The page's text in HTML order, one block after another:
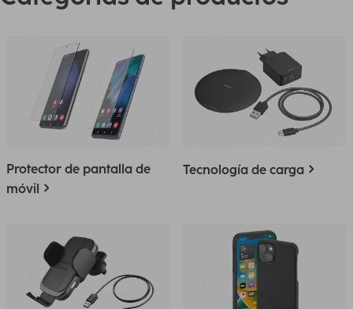
Protector de pantalla de
móvil
Tecnología de carga